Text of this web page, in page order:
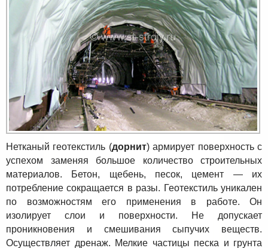
Нетканый геотекстиль (дорнит) армирует поверхность с
успехом заменяя большое количество строительных
материалов. Бетон, щебень, песок, цемент — их
потребление сокращается в разы. Геотекстиль уникален
по возможностям его применения в работе. Он
изолирует слои и поверхности. Не допускает
проникновения и смешивания сыпучих веществ.
Осуществляет дренаж. Мелкие частицы песка и грунта